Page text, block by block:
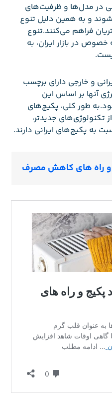
در مدل‌ها و ظرفیت‌های
و به همین دلیل تنوع
فراهم می‌کنند.تنوع
در بازار ایران، به
و خارجی دارای برچسب
آنها بر اساس این
طور کلی، پکیج‌های
تکنولوژی‌های جدیدتر،
به پکیج‌های ایرانی دارند.